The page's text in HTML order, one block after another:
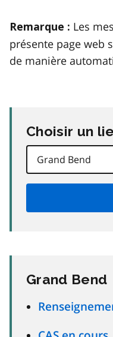
Remarque : Les
présente page web
de manière
Choisir un
Grand Bend